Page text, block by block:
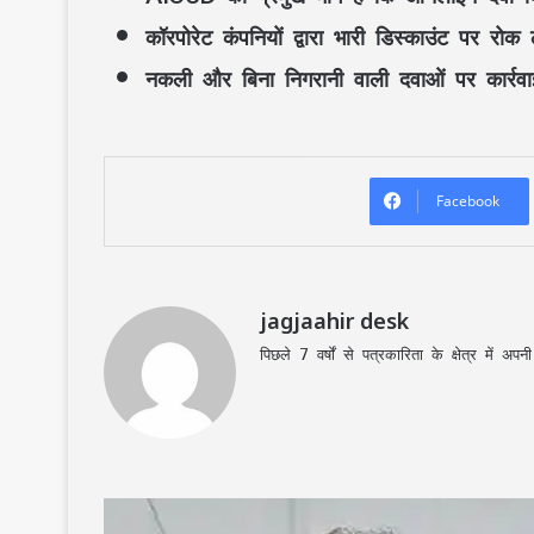
कॉरपोरेट कंपनियों द्वारा भारी डिस्काउंट पर
नकली और बिना निगरानी वाली दवाओं पर
Facebook
jagjaahir desk
पिछले 7 वर्षों से पत्रकारिता के क्षेत्र में